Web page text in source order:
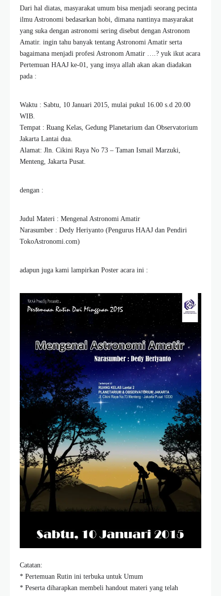
Dari hal diatas, masyarakat umum bisa menjadi seorang pecinta
ilmu Astronomi bedasarkan hobi, dimana nantinya masyarakat
yang suka dengan astronomi sering disebut dengan Astronom
Amatir. ingin tahu banyak tentang Astronomi Amatir serta
bagaimana menjadi profesi Astronom Amatir ….? yuk ikut acara
Pertemuan HAAJ ke-01, yang insya allah akan akan diadakan
pada :
Waktu : Sabtu, 10 Januari 2015, mulai pukul 16.00 s.d 20.00
WIB.
Tempat : Ruang Kelas, Gedung Planetarium dan Observatorium
Jakarta Lantai dua.
Alamat: Jln. Cikini Raya No 73 – Taman Ismail Marzuki,
Menteng, Jakarta Pusat.
dengan :
Judul Materi : Mengenal Astronomi Amatir
Narasumber : Dedy Heriyanto (Pengurus HAAJ dan Pendiri
TokoAstronomi.com)
adapun juga kami lampirkan Poster acara ini :
Catatan:
* Pertemuan Rutin ini terbuka untuk Umum
* Peserta diharapkan membeli handout materi yang telah